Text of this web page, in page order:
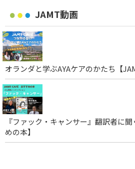
JAMT動画
オランダと学ぶAYAケアのかたち【
『ファック・キャンサー』翻訳者に
めの本】